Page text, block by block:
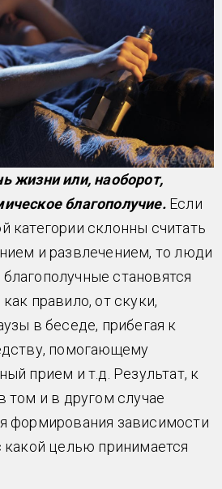
жизни или, наоборот,
благополучие.Если
категории склонны считать
и развлечением, то люди
становятся
правило, от скуки,
в беседе, прибегая к
помогающему
прием и т.д. Результат, к
том и в другом случае
формирования зависимости
какой целью принимается